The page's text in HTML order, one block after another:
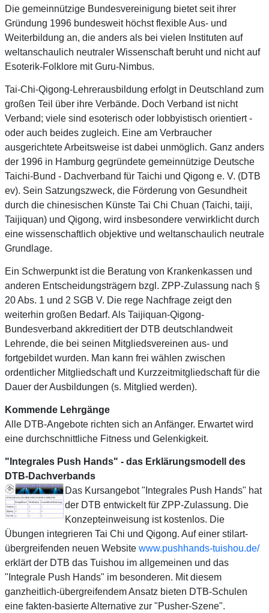
Die gemeinnützige Bundesvereinigung bietet seit ihrer
Gründung 1996 bundesweit höchst flexible Aus- und
Weiterbildung an, die anders als bei vielen Instituten auf
weltanschaulich neutraler Wissenschaft beruht und nicht auf
Esoterik-Folklore mit Guru-Nimbus.
Tai-Chi-Qigong-Lehrerausbildung erfolgt in Deutschland zum
großen Teil über ihre Verbände. Doch Verband ist nicht
Verband; viele sind esoterisch oder lobbyistisch orientiert -
oder auch beides zugleich. Eine am Verbraucher
ausgerichtete Arbeitsweise ist dabei unmöglich. Ganz anders
der 1996 in Hamburg gegründete gemeinnützige Deutsche
Taichi-Bund - Dachverband für Taichi und Qigong e. V. (DTB
ev). Sein Satzungszweck, die Förderung von Gesundheit
durch die chinesischen Künste Tai Chi Chuan (Taichi, taiji,
Taijiquan) und Qigong, wird insbesondere verwirklicht durch
eine wissenschaftlich objektive und weltanschaulich neutrale
Grundlage.
Ein Schwerpunkt ist die Beratung von Krankenkassen und
anderen Entscheidungsträgern bzgl. ZPP-Zulassung nach §
20 Abs. 1 und 2 SGB V. Die rege Nachfrage zeigt den
weiterhin großen Bedarf. Als Taijiquan-Qigong-
Bundesverband akkreditiert der DTB deutschlandweit
Lehrende, die bei seinen Mitgliedsvereinen aus- und
fortgebildet wurden. Man kann frei wählen zwischen
ordentlicher Mitgliedschaft und Kurzzeitmitgliedschaft für die
Dauer der Ausbildungen (s. Mitglied werden).
Kommende Lehrgänge
Alle DTB-Angebote richten sich an Anfänger. Erwartet wird
eine durchschnittliche Fitness und Gelenkigkeit.
"Integrales Push Hands" - das Erklärungsmodell des
DTB-Dachverbands
Das Kursangebot "Integrales Push Hands" hat
der DTB entwickelt für ZPP-Zulassung. Die
Konzepteinweisung ist kostenlos. Die
Übungen integrieren Tai Chi und Qigong. Auf einer stilart-
übergreifenden neuen Website www.pushhands-tuishou.de/
erklärt der DTB das Tuishou im allgemeinen und das
"Integrale Push Hands" im besonderen. Mit diesem
ganzheitlich-übergreifendem Ansatz bieten DTB-Schulen
eine fakten-basierte Alternative zur "Pusher-Szene".